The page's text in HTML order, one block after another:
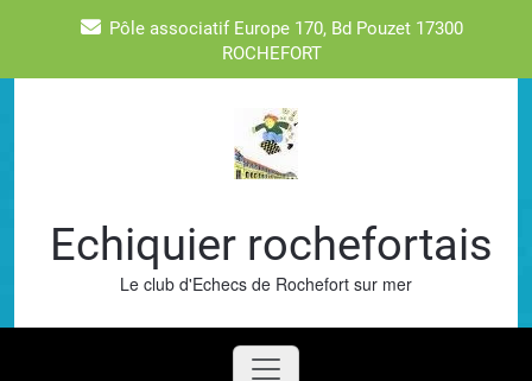
Pôle associatif Europe 170, Bd Pouzet 17300
ROCHEFORT
Echiquier rochefortais
Le club d'Echecs de Rochefort sur mer